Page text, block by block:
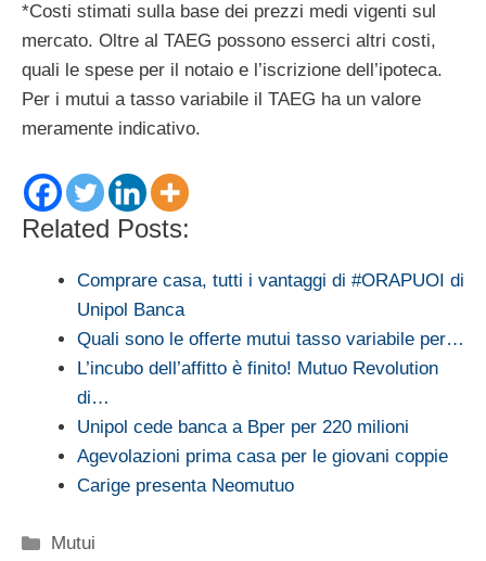
*Costi stimati sulla base dei prezzi medi vigenti sul
mercato. Oltre al TAEG possono esserci altri costi,
quali le spese per il notaio e l’iscrizione dell’ipoteca.
Per i mutui a tasso variabile il TAEG ha un valore
meramente indicativo.
Related Posts:
Comprare casa, tutti i vantaggi di #ORAPUOI di
Unipol Banca
Quali sono le offerte mutui tasso variabile per…
L’incubo dell’affitto è finito! Mutuo Revolution
di…
Unipol cede banca a Bper per 220 milioni
Agevolazioni prima casa per le giovani coppie
Carige presenta Neomutuo
Categorie
Mutui